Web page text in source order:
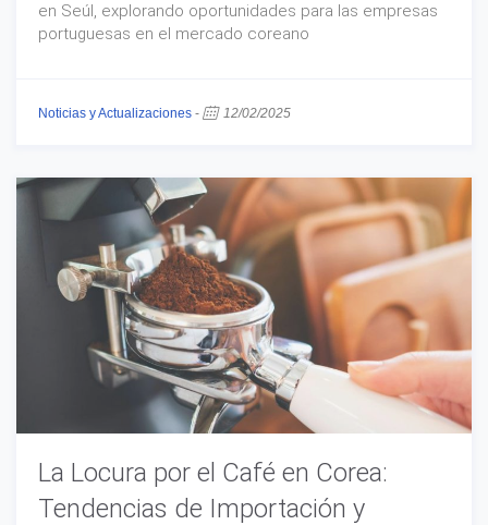
en Seúl, explorando oportunidades para las empresas
portuguesas en el mercado coreano
Noticias y Actualizaciones - 12/02/2025
La Locura por el Café en Corea:
Tendencias de Importación y